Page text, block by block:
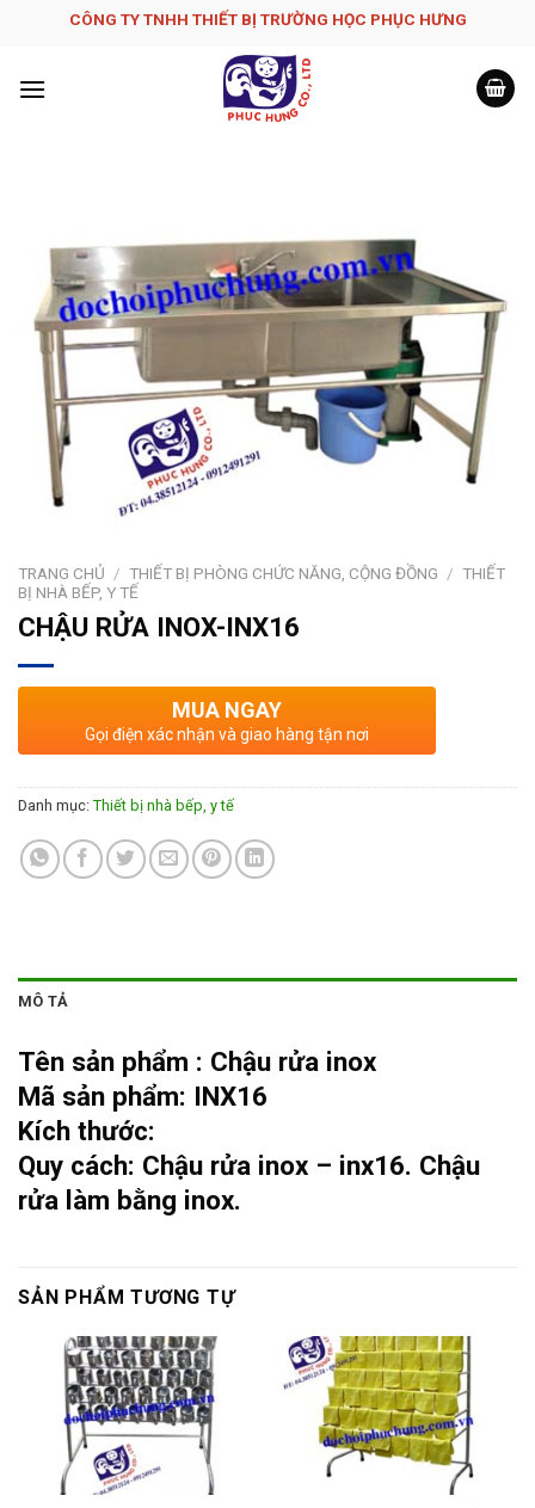
CÔNG TY TNHH THIẾT BỊ TRƯỜNG HỌC PHỤC H­ƯNG
TRANG CHỦ / THIẾT BỊ PHÒNG CHỨC NĂNG, CỘNG ĐỒNG / THIẾT
BỊ NHÀ BẾP, Y TẾ
CHẬU RỬA INOX-INX16
MUA NGAY
Gọi điện xác nhận và giao hàng tận nơi
Danh mục: Thiết bị nhà bếp, y tế
MÔ TẢ
Tên sản phẩm : Chậu rửa inox
Mã sản phẩm: INX16
Kích thước:
Quy cách: Chậu rửa inox – inx16. Chậu
rửa làm bằng inox.
SẢN PHẨM TƯƠNG TỰ